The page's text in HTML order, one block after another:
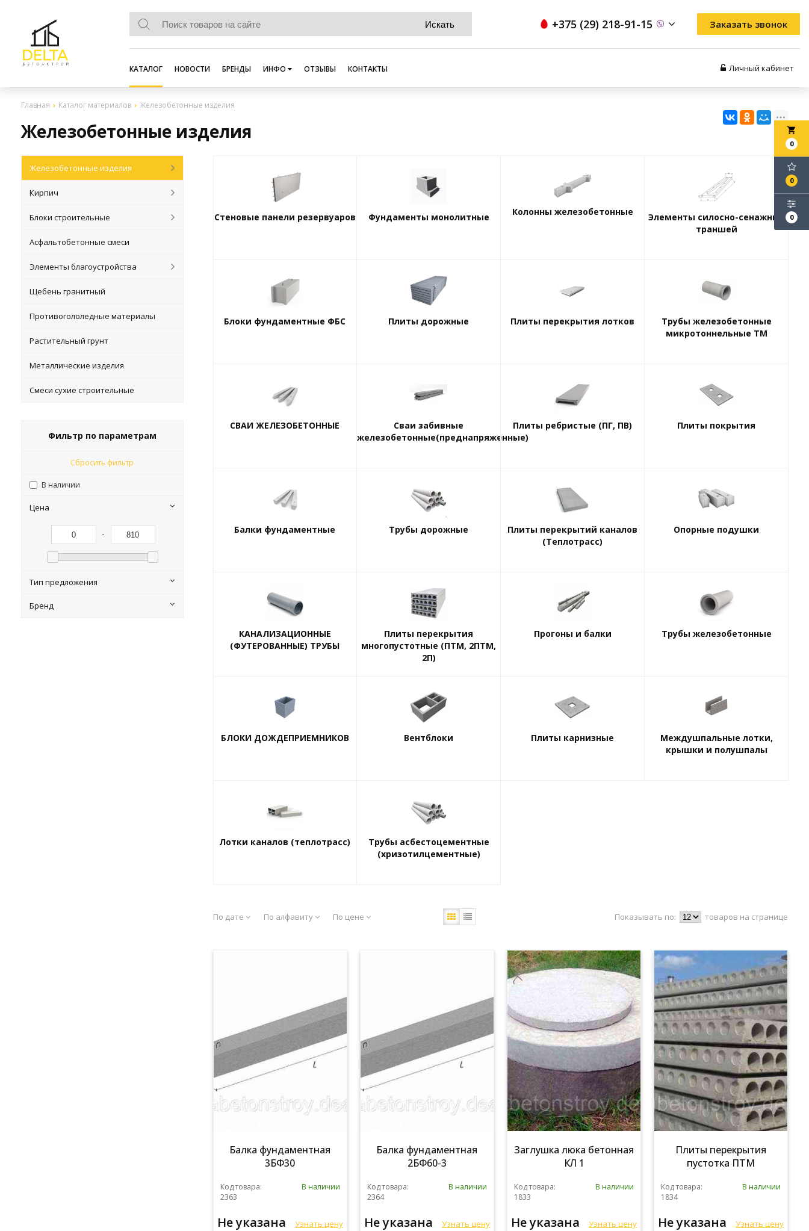
+375 (29) 218-91-15 Заказать звонок
КАТАЛОГ НОВОСТИ БРЕНДЫ ИНФО ОТЗЫВЫ КОНТАКТЫ Личный кабинет
Главная Каталог материалов Железобетонные изделия
Железобетонные изделия local_grocery_store
0
0
0
Железобетонные изделия
Кирпич
Блоки строительные
Асфальтобетонные смеси
Элементы благоустройства
Щебень гранитный
Противогололедные материалы
Растительный грунт
Металлические изделия
Смеси сухие строительные
Фильтр по параметрам
Сбросить фильтр
В наличии
Цена
-
Тип предложения
Бренд
Стеновые панели резервуаров Фундаменты монолитные Колонны железобетонные
Элементы силосно-сенажных
траншей
Блоки фундаментные ФБС Плиты дорожные Плиты перекрытия лотков
Трубы железобетонные
микротоннельные ТМ
СВАИ ЖЕЛЕЗОБЕТОННЫЕ
Сваи забивные
железобетонные(преднапряженные)
Плиты ребристые (ПГ, ПВ) Плиты покрытия
Балки фундаментные Трубы дорожные
Плиты перекрытий каналов
(Теплотрасс)
Опорные подушки
КАНАЛИЗАЦИОННЫЕ
(ФУТЕРОВАННЫЕ) ТРУБЫ
Плиты перекрытия
многопустотные (ПТМ, 2ПТМ,
2П)
Прогоны и балки Трубы железобетонные
БЛОКИ ДОЖДЕПРИЕМНИКОВ Вентблоки Плиты карнизные
Междушпальные лотки,
крышки и полушпалы
Лотки каналов (теплотрасс)
Трубы асбестоцементные
(хризотилцементные)
По дате По алфавиту По цене Показывать по: товаров на странице
Балка фундаментная
3БФ30
Код товара:
2363
В наличии
Не указана Узнать цену
Балка фундаментная
2БФ60-3
Код товара:
2364
В наличии
Не указана Узнать цену
Заглушка люка бетонная
КЛ 1
Код товара:
1833
В наличии
Не указана Узнать цену
Плиты перекрытия
пустотка ПТМ
Код товара:
1834
В наличии
Не указана Узнать цену